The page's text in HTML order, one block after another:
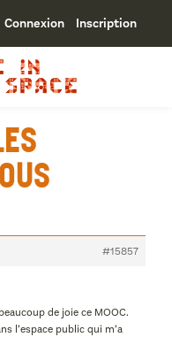
Connexion Inscription
#15857
de joie ce MOOC.
l’espace public qui m’a